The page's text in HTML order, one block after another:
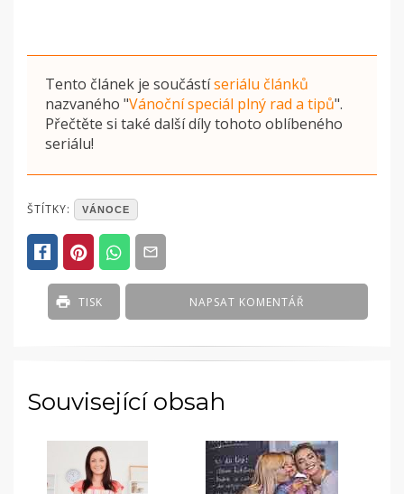
Tento článek je součástíseriálu článků
nazvaného "Vánoční speciál plný rad a tipů".
Přečtěte si také další díly tohoto oblíbeného
seriálu!
POSTED
ČLÁNKY
ŠTÍTKY: VÁNOCE
NAPSAT KOMENTÁŘ
TISK
Související obsah